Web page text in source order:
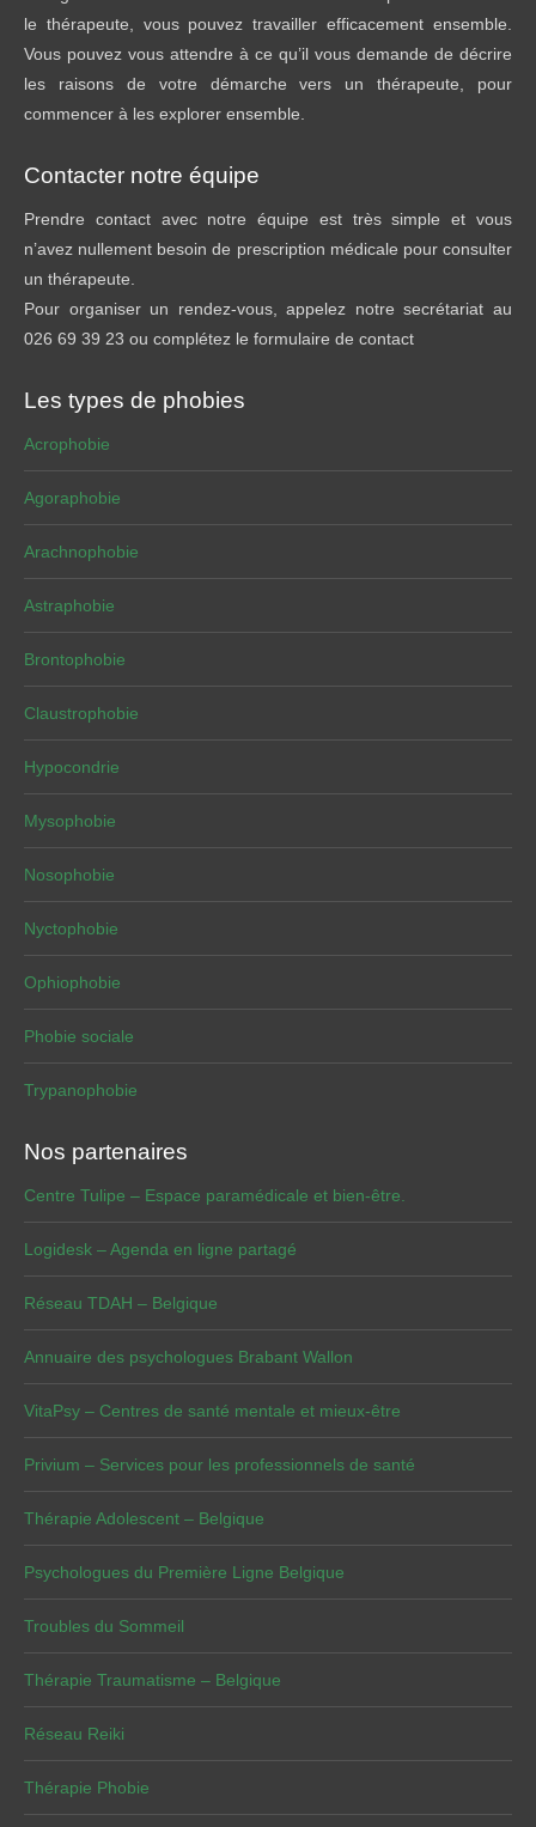
le thérapeute, vous pouvez travailler efficacement ensemble.
Vous pouvez vous attendre à ce qu’il vous demande de décrire
les raisons de votre démarche vers un thérapeute, pour
commencer à les explorer ensemble.
Contacter notre équipe
Prendre contact avec notre équipe est très simple et vous
n’avez nullement besoin de prescription médicale pour consulter
un thérapeute.
Pour organiser un rendez-vous, appelez notre secrétariat au
026 69 39 23 ou complétez le formulaire de contact
Les types de phobies
Acrophobie
Agoraphobie
Arachnophobie
Astraphobie
Brontophobie
Claustrophobie
Hypocondrie
Mysophobie
Nosophobie
Nyctophobie
Ophiophobie
Phobie sociale
Trypanophobie
Nos partenaires
Centre Tulipe – Espace paramédicale et bien-être.
Logidesk – Agenda en ligne partagé
Réseau TDAH – Belgique
Annuaire des psychologues Brabant Wallon
VitaPsy – Centres de santé mentale et mieux-être
Privium – Services pour les professionnels de santé
Thérapie Adolescent – Belgique
Psychologues du Première Ligne Belgique
Troubles du Sommeil
Thérapie Traumatisme – Belgique
Réseau Reiki
Thérapie Phobie